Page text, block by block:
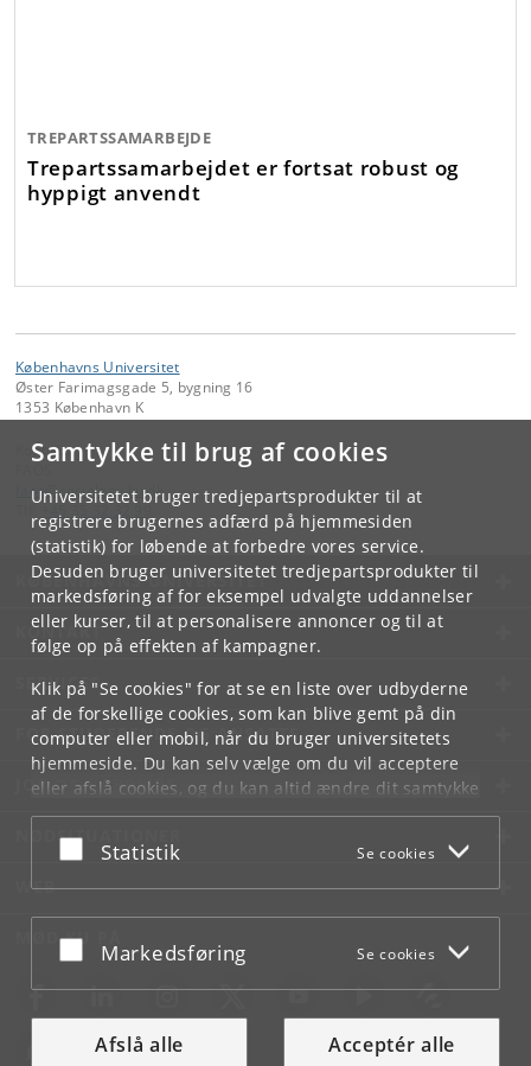
Samtykke til brug af cookies
Universitetet bruger tredjepartsprodukter til at
registrere brugernes adfærd på hjemmesiden
(statistik) for løbende at forbedre vores service.
Desuden bruger universitetet tredjepartsprodukter til
markedsføring af for eksempel udvalgte uddannelser
eller kurser, til at personalisere annoncer og til at
følge op på effekten af kampagner.
Klik på "Se cookies" for at se en liste over udbyderne
af de forskellige cookies, som kan blive gemt på din
computer eller mobil, når du bruger universitetets
hjemmeside. Du kan selv vælge om du vil acceptere
eller afslå cookies, og du kan altid ændre dit samtykke
underCookie- og privatlivspolitiksom du finder i
bunden af hver side.
Acceptér eller afslå
Statistik Se cookies
Acceptér eller afslå
Markedsføring Se cookies
Afslå alle Acceptér alle
TREPARTSSAMARBEJDE
Trepartssamarbejdet er fortsat robust og
hyppigt anvendt
Københavns Universitet
Øster Farimagsgade 5, bygning 16
1353 København K
Kontakt:
faos@sociology.ku.dk
KØBENHAVNS UNIVERSITET
KONTAKT
SERVICES
FOR STUDERENDE OG ANSATTE
JOB OG KARRIERE
NØDSITUATIONER
WEB
MØD KU PÅ